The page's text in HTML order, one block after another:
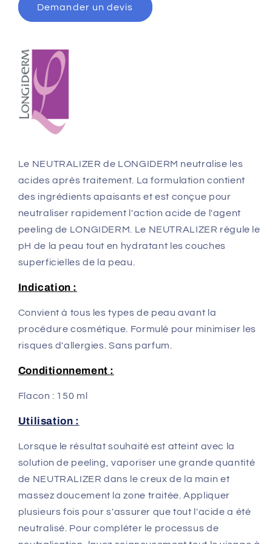
Demander un devis
Le NEUTRALIZER de LONGIDERM neutralise les
acides après traitement. La formulation contient
des ingrédients apaisants et est conçue pour
neutraliser rapidement l'action acide de l'agent
peeling de LONGIDERM. Le NEUTRALIZER régule le
pH de la peau tout en hydratant les couches
superficielles de la peau.
Indication :
Convient à tous les types de peau avant la
procédure cosmétique. Formulé pour minimiser les
risques d'allergies. Sans parfum.
Conditionnement :
Flacon : 150 ml
Utilisation :
Lorsque le résultat souhaité est atteint avec la
solution de peeling, vaporiser une grande quantité
de NEUTRALIZER dans le creux de la main et
massez doucement la zone traitée. Appliquer
plusieurs fois pour s'assurer que tout l'acide a été
neutralisé. Pour compléter le processus de